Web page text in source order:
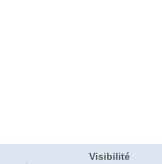
Visibilité